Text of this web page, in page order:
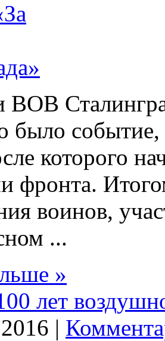
ВОВ
было
которого
фронта.
воинов,
...
»
лет
|